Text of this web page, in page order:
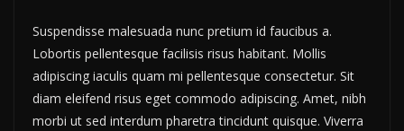
Suspendisse malesuada nunc pretium id faucibus a.
Lobortis pellentesque facilisis risus habitant. Mollis
adipiscing iaculis quam mi pellentesque consectetur. Sit
diam eleifend risus eget commodo adipiscing. Amet, nibh
morbi ut sed interdum pharetra tincidunt quisque. Viverra